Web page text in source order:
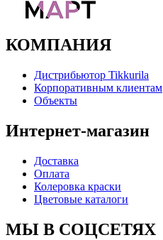
КОМПАНИЯ
Дистрибьютор Tikkurila
Корпоративным клиентам
Объекты
Интернет-магазин
Доставка
Оплата
Колеровка краски
Цветовые каталоги
МЫ В СОЦСЕТЯХ